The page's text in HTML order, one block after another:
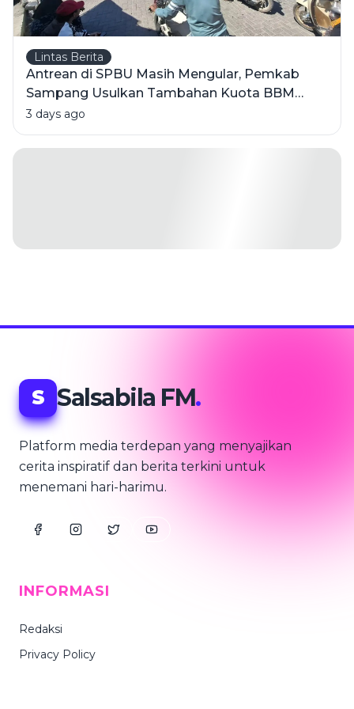
Lintas Berita
Antrean di SPBU Masih Mengular, Pemkab
Sampang Usulkan Tambahan Kuota BBM
Bersubsidi
3 days ago
S Salsabila FM.
Platform media terdepan yang menyajikan
cerita inspiratif dan berita terkini untuk
menemani hari-harimu.
INFORMASI
Redaksi
Privacy Policy